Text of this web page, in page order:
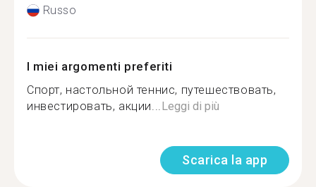
Russo
I miei argomenti preferiti
Спорт, настольной теннис, путешествовать,
инвестировать, акции...Leggi di più
Scarica la app